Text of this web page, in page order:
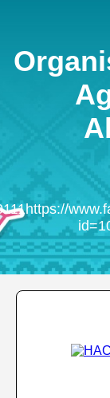
https://